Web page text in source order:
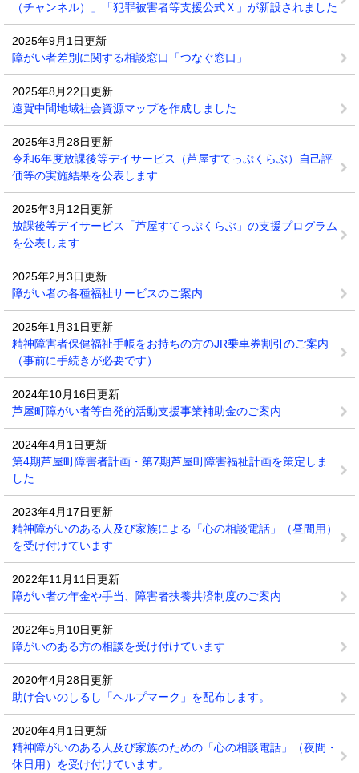
（チャンネル）」「犯罪被害者等支援公式Ｘ」が新設されました
2025年9月1日更新
障がい者差別に関する相談窓口「つなぐ窓口」
2025年8月22日更新
遠賀中間地域社会資源マップを作成しました
2025年3月28日更新
令和6年度放課後等デイサービス（芦屋すてっぷくらぶ）自己評
価等の実施結果を公表します
2025年3月12日更新
放課後等デイサービス「芦屋すてっぷくらぶ」の支援プログラム
を公表します
2025年2月3日更新
障がい者の各種福祉サービスのご案内
2025年1月31日更新
精神障害者保健福祉手帳をお持ちの方のJR乗車券割引のご案内
（事前に手続きが必要です）
2024年10月16日更新
芦屋町障がい者等自発的活動支援事業補助金のご案内
2024年4月1日更新
第4期芦屋町障害者計画・第7期芦屋町障害福祉計画を策定しま
した
2023年4月17日更新
精神障がいのある人及び家族による「心の相談電話」（昼間用）
を受け付けています
2022年11月11日更新
障がい者の年金や手当、障害者扶養共済制度のご案内
2022年5月10日更新
障がいのある方の相談を受け付けています
2020年4月28日更新
助け合いのしるし「ヘルプマーク」を配布します。
2020年4月1日更新
精神障がいのある人及び家族のための「心の相談電話」（夜間・
休日用）を受け付けています。